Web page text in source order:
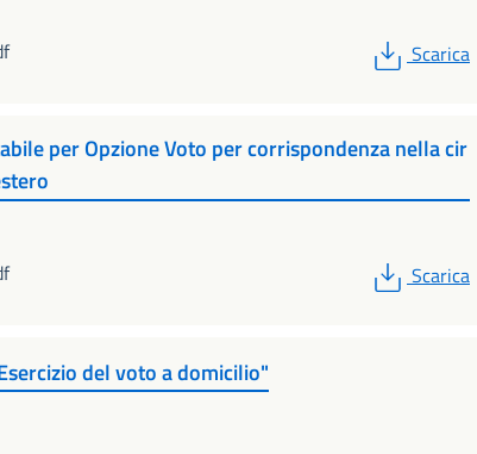
PDF
Scarica
per Opzione Voto per corrispondenza nella cir
PDF
Scarica
del voto a domicilio"